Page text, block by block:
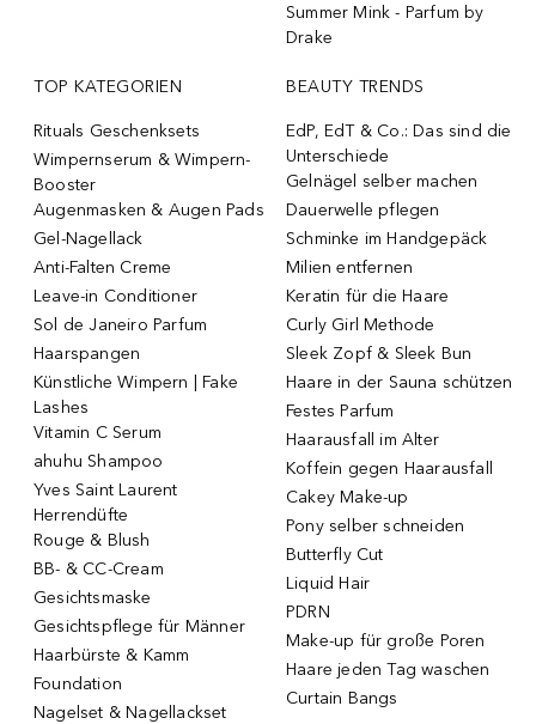
Summer Mink - Parfum by
Drake
TOP KATEGORIEN
Rituals Geschenksets
Wimpernserum & Wimpern-
Booster
Augenmasken & Augen Pads
Gel-Nagellack
Anti-Falten Creme
Leave-in Conditioner
Sol de Janeiro Parfum
Haarspangen
Künstliche Wimpern | Fake
Lashes
Vitamin C Serum
ahuhu Shampoo
Yves Saint Laurent
Herrendüfte
Rouge & Blush
BB- & CC-Cream
Gesichtsmaske
Gesichtspflege für Männer
Haarbürste & Kamm
Foundation
Nagelset & Nagellackset
BEAUTY TRENDS
EdP, EdT & Co.: Das sind die
Unterschiede
Gelnägel selber machen
Dauerwelle pflegen
Schminke im Handgepäck
Milien entfernen
Keratin für die Haare
Curly Girl Methode
Sleek Zopf & Sleek Bun
Haare in der Sauna schützen
Festes Parfum
Haarausfall im Alter
Koffein gegen Haarausfall
Cakey Make-up
Pony selber schneiden
Butterfly Cut
Liquid Hair
PDRN
Make-up für große Poren
Haare jeden Tag waschen
Curtain Bangs